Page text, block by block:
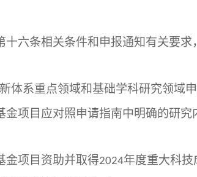
六条相关条件和申报通知有关要
体系重点领域和基础学科研究领域
金项目应对照申请指南中明确的研
金项目资助并取得2024年度重大科